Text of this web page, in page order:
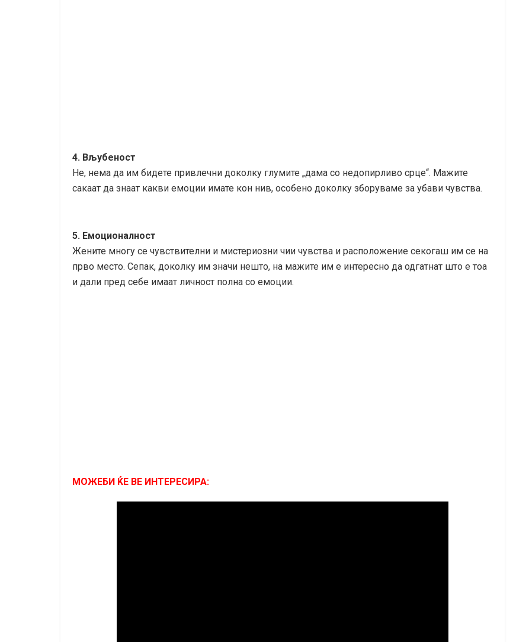
4. Вљубеност
Не, нема да им бидете привлечни доколку глумите „дама со недопирливо срце“. Мажите
сакаат да знаат какви емоции имате кон нив, особено доколку зборуваме за убави чувства.
5. Емоционалност
Жените многу се чувствителни и мистериозни чии чувства и расположение секогаш им се на
прво место. Сепак, доколку им значи нешто, на мажите им е интересно да одгатнат што е тоа
и дали пред себе имаат личност полна со емоции.
МОЖЕБИ ЌЕ ВЕ ИНТЕРЕСИРА: